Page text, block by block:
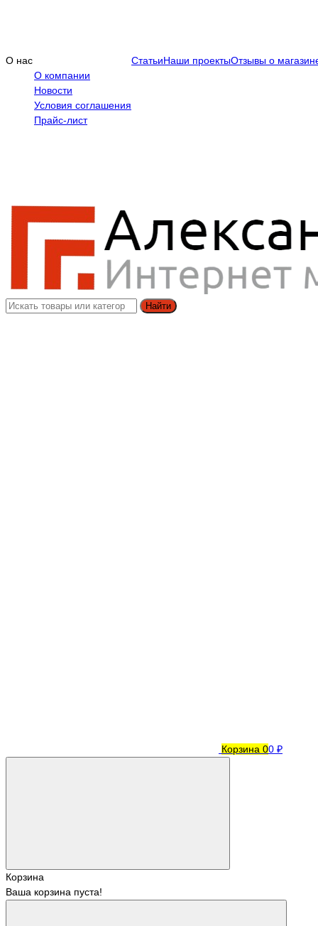
О нас
О компании
Новости
Условия соглашения
Прайс-лист
СтатьиНаши проектыОтзывы о
Найти
Корзина 00 ₽
Корзина
Ваша корзина пуста!